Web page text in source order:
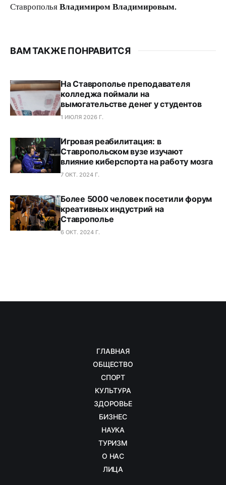
СтавропольяВладимиром Владимировым.
ВАМ ТАКЖЕ ПОНРАВИТСЯ
На Ставрополье преподавателя
колледжа поймали на
вымогательстве денег у студентов
1 ИЮЛЯ 2026 Г.
Игровая реабилитация: в
Ставропольском вузе изучают
влияние киберспорта на работу мозга
7 ОКТ. 2024 Г.
Более 5000 человек посетили форум
креативных индустрий на
Ставрополье
6 ОКТ. 2024 Г.
ГЛАВНАЯ
ОБЩЕСТВО
СПОРТ
КУЛЬТУРА
ЗДОРОВЬЕ
БИЗНЕС
НАУКА
ТУРИЗМ
О НАС
ЛИЦА